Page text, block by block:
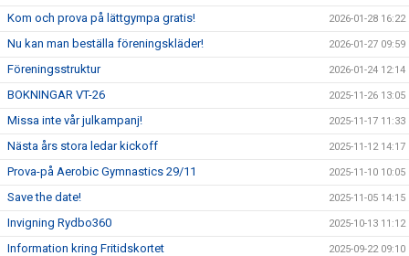
Kom och prova på lättgympa gratis! 2026-01-28 16:22
Nu kan man beställa föreningskläder! 2026-01-27 09:59
Föreningsstruktur 2026-01-24 12:14
BOKNINGAR VT-26 2025-11-26 13:05
Missa inte vår julkampanj! 2025-11-17 11:33
Nästa års stora ledar kickoff 2025-11-12 14:17
Prova-på Aerobic Gymnastics 29/11 2025-11-10 10:05
Save the date! 2025-11-05 14:15
Invigning Rydbo360 2025-10-13 11:12
Information kring Fritidskortet 2025-09-22 09:10